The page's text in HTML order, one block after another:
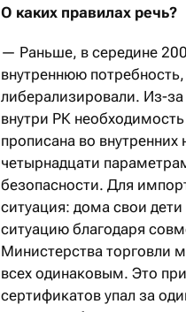
О каких правилах речь?
— Раньше, в середине
внутреннюю
либерализировали. Из-
внутри РК
прописана во
четырнадцати
безопасности. Для
ситуация: дома свои
ситуацию благодаря
Министерства торговли
всех одинаковым. Это
сертификатов упал за